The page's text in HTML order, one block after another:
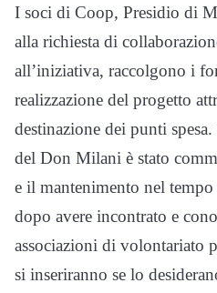
I soci di Coop, Presidio di
alla richiesta di
all’iniziativa, raccolgono i
realizzazione del progetto
destinazione dei punti
del Don Milani è stato
e il mantenimento nel
dopo avere incontrato e
associazioni di volontariato
si inseriranno se lo